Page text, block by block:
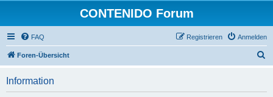
CONTENIDO Forum
FAQ Anmelden
Registrieren
Foren-Übersicht
Information